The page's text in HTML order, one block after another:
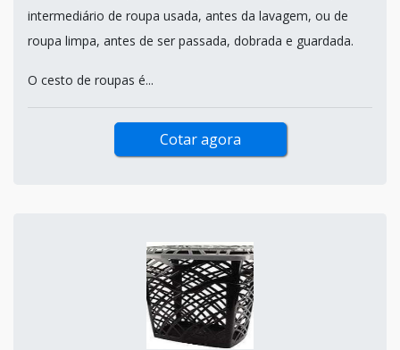
intermediário de roupa usada, antes da lavagem, ou de
roupa limpa, antes de ser passada, dobrada e guardada.
O cesto de roupas é...
Cotar agora